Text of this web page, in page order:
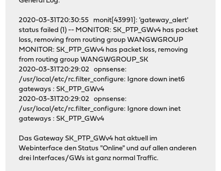
2020-03-31T20:30:55 monit[43991]: 'gateway_alert'
status failed (1) -- MONITOR: SK_PTP_GWv4 has packet
loss, removing from routing group WANGWGROUP
MONITOR: SK_PTP_GWv4 has packet loss, removing
from routing group WANGWGROUP_SK
2020-03-31T20:29:02 opnsense:
/usr/local/etc/rc.filter_configure: Ignore down inet6
gateways : SK_PTP_GWv4
2020-03-31T20:29:02 opnsense:
/usr/local/etc/rc.filter_configure: Ignore down inet
gateways : SK_PTP_GWv4
Das Gateway SK_PTP_GWv4 hat aktuell im
Webinterface den Status "Online" und auf allen anderen
drei Interfaces/GWs ist ganz normal Traffic.